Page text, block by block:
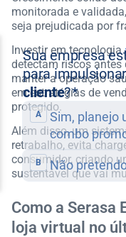
monitorada e
seja prejudicada por
Investir em tecnologia
detectam riscos antes
manter a operação
em estratégias de
protegido.
Além disso, um
retrabalho, evita
consumidor, criando
sustentável que vai
Como a Serasa
loja virtual no